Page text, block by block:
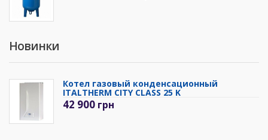
Новинки
Котел газовый конденсационный
ITALTHERM CITY CLASS 25 K
42 900 грн